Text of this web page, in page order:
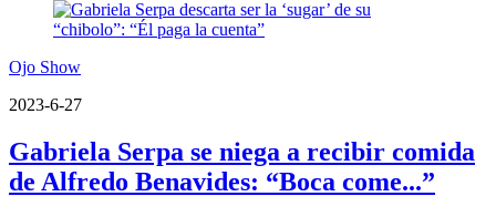
Ojo Show
2023-6-27
Gabriela Serpa se niega a recibir comida
de Alfredo Benavides: “Boca come...”